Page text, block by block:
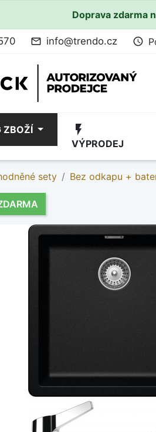
Doprava zdarma
mail_outline info@trendo.cz access_time
ZBOŽÍ flash_on
VÝPRODEJ
sety Bez odkapu +